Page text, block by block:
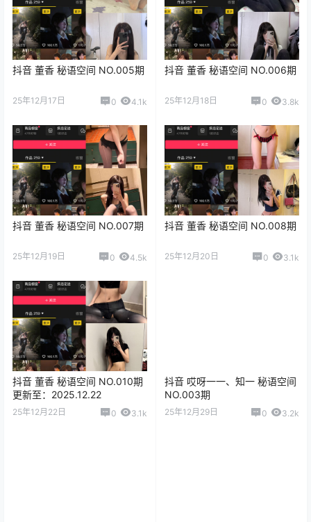
抖音 董香 秘语空间 NO.005期
25年12月17日 0 4.1k
抖音 董香 秘语空间 NO.006期
25年12月18日 0 3.8k
抖音 董香 秘语空间 NO.007期
25年12月19日 0 4.5k
抖音 董香 秘语空间 NO.008期
25年12月20日 0 3.1k
抖音 董香 秘语空间 NO.010期
更新至：2025.12.22
25年12月22日 0 3.1k
抖音 哎呀一一、知一 秘语空间
NO.003期
25年12月29日 0 3.2k